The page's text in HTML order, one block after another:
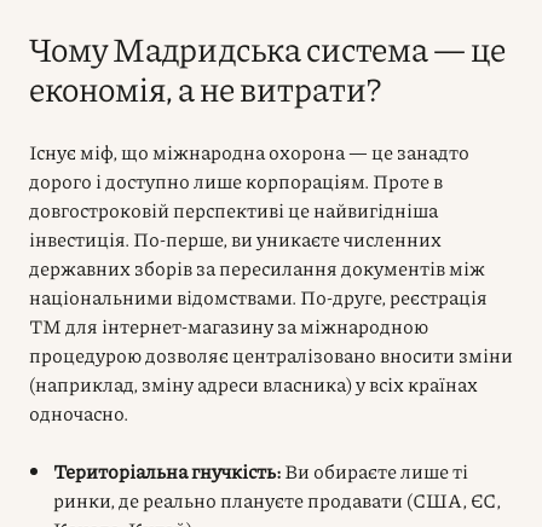
Чому Мадридська система — це
економія, а не витрати?
Існує міф, що міжнародна охорона — це занадто
дорого і доступно лише корпораціям. Проте в
довгостроковій перспективі це найвигідніша
інвестиція. По-перше, ви уникаєте численних
державних зборів за пересилання документів між
національними відомствами. По-друге, реєстрація
ТМ для інтернет-магазину за міжнародною
процедурою дозволяє централізовано вносити зміни
(наприклад, зміну адреси власника) у всіх країнах
одночасно.
Територіальна гнучкість:Ви обираєте лише ті
ринки, де реально плануєте продавати (США, ЄС,